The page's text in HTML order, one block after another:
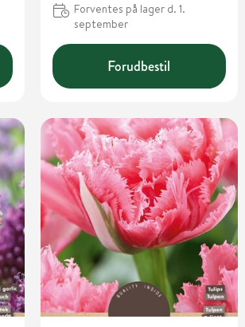
Forventes på lager d. 1.
september
Forudbestil